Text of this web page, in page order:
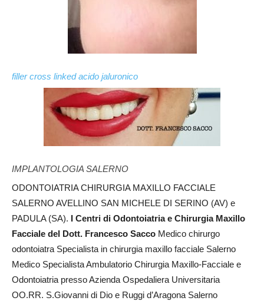
filler cross linked acido jaluronico
IMPLANTOLOGIA SALERNO
ODONTOIATRIA CHIRURGIA MAXILLO FACCIALE
SALERNO AVELLINO SAN MICHELE DI SERINO (AV) e
PADULA (SA). I Centri di Odontoiatria e Chirurgia Maxillo
Facciale del Dott. Francesco Sacco Medico chirurgo
odontoiatra Specialista in chirurgia maxillo facciale Salerno
Medico Specialista Ambulatorio Chirurgia Maxillo-Facciale e
Odontoiatria presso Azienda Ospedaliera Universitaria
OO.RR. S.Giovanni di Dio e Ruggi d’Aragona Salerno